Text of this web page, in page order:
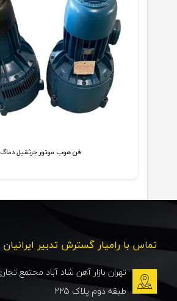
فن هوب موتور جرثقیل دماگ
تماس با رامیار گسترش تدبیر ایرانیان
طبقه دوم پلاک 225